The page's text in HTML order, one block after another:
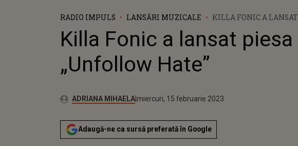
RADIO IMPULS LANSĂRI MUZICALE
KILLA FONIC A LANSAT
Killa Fonic a lansat piesa
„Unfollow Hate”
Autor:ADRIANA MIHAELAPublicat:
marți, 15 februarie 2022
Actualizat:
miercuri, 15 februarie 2023
Adaugă-ne ca sursă preferată în Google